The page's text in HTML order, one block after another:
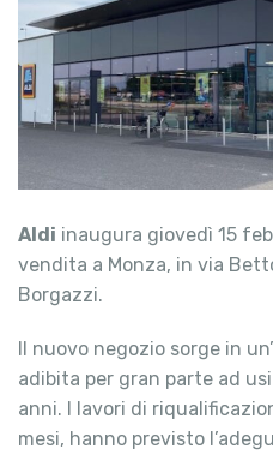
Aldi inaugura giovedì 15
vendita a Monza, in via
Borgazzi.
Il nuovo negozio sorge in
adibita per gran parte ad
anni. I lavori di
mesi, hanno previsto